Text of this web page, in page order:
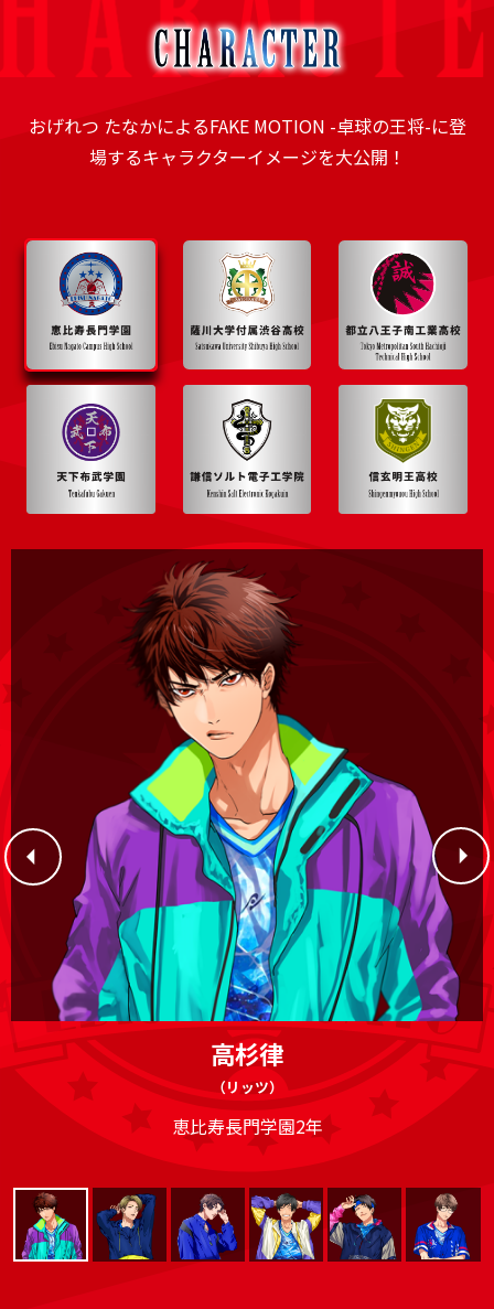
おげれつ たなかによるFAKE MOTION -卓球の王将-に登
場するキャラクターイメージを大公開！
高杉律
（リッツ）
恵比寿長門学園2年